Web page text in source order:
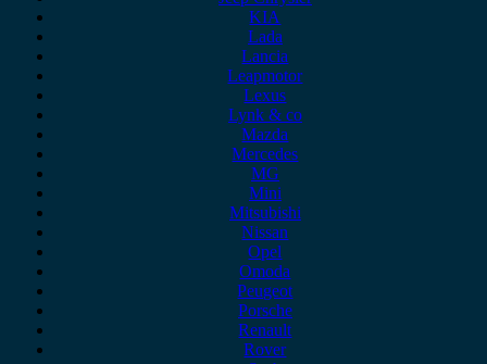
KIA
Lada
Lancia
Leapmotor
Lexus
Lynk & co
Mazda
Mercedes
MG
Mini
Mitsubishi
Nissan
Opel
Omoda
Peugeot
Porsche
Renault
Rover